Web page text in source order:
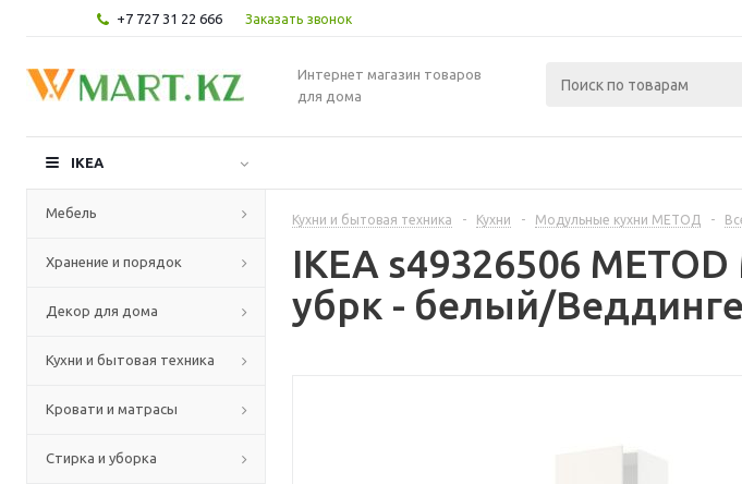
+7 727 31 22 666 Заказать звонок
Интернет магазин товаров
для дома
IKEA
Мебель
Хранение и порядок
Декор для дома
Кухни и бытовая техника
Кровати и матрасы
Стирка и уборка
Кухни и бытовая техника - Кухни - Модульные кухни МЕТОД -
IKEA s49326506
убрк - белый/